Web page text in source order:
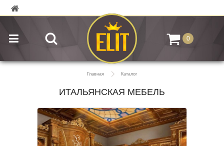
0
Главная Каталог
ИТАЛЬЯНСКАЯ МЕБЕЛЬ